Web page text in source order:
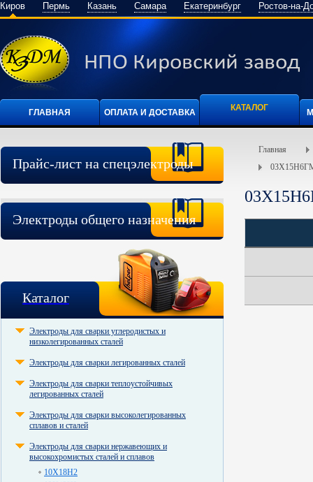
Киров Пермь Казань Самара Екатеринбург Ростов-на-
ГЛАВНАЯ ОПЛАТА И ДОСТАВКА КАТАЛОГ
Прайс-лист на спецэлектроды
Электроды общего назначения
Каталог
Электроды для сварки углеродистых и
низколегированных сталей
Электроды для сварки легированных сталей
Электроды для сварки теплоустойчивых
легированных сталей
Электроды для сварки высоколегированных
сплавов и сталей
Электроды для сварки нержавеющих и
высокохромистых сталей и сплавов
10Х18Н2
Главная